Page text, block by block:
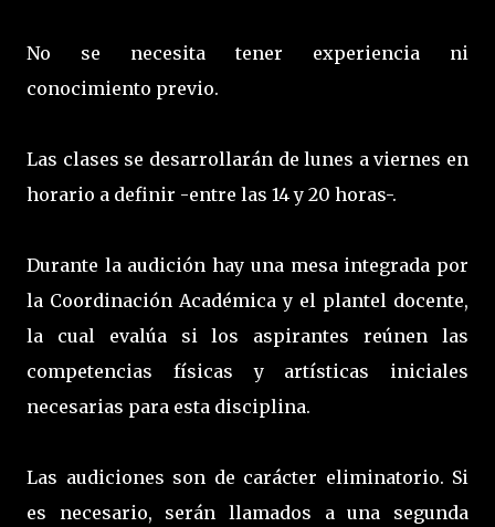
No se necesita tener experiencia ni
conocimiento previo.
Las clases se desarrollarán de lunes a viernes en
horario a definir -entre las 14 y 20 horas-.
Durante la audición hay una mesa integrada por
la Coordinación Académica y el plantel docente,
la cual evalúa si los aspirantes reúnen las
competencias físicas y artísticas iniciales
necesarias para esta disciplina.
Las audiciones son de carácter eliminatorio. Si
es necesario, serán llamados a una segunda